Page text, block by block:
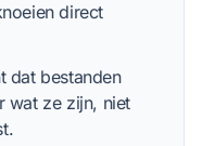
direct
dat bestanden
wat ze zijn, niet